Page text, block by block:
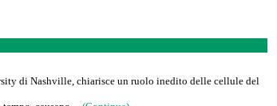
di Nashville, chiarisce un ruolo inedito delle cellule del